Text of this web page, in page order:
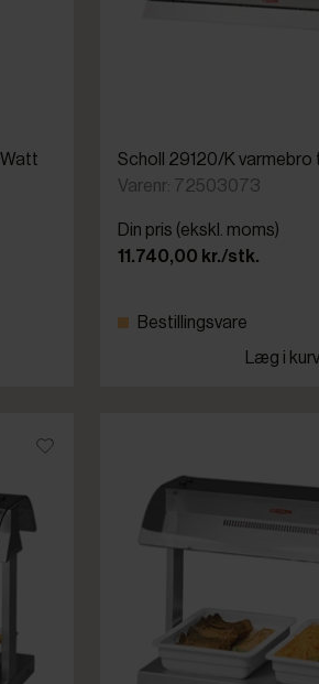
Scholl 29120/K varmebro
Varenr: 72503073
Din pris (ekskl. moms)
11.740,00 kr./stk.
Bestillingsvare
Læg i kurv